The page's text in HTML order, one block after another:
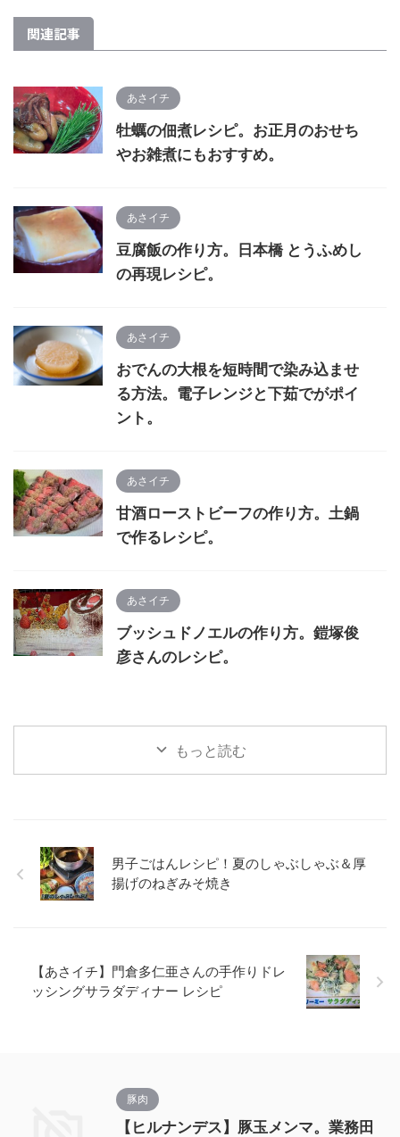
関連記事
あさイチ
牡蠣の佃煮レシピ。お正月のおせち
やお雑煮にもおすすめ。
あさイチ
豆腐飯の作り方。日本橋 とうふめし
の再現レシピ。
あさイチ
おでんの大根を短時間で染み込ませ
る方法。電子レンジと下茹でがポイ
ント。
あさイチ
甘酒ローストビーフの作り方。土鍋
で作るレシピ。
あさイチ
ブッシュドノエルの作り方。鎧塚俊
彦さんのレシピ。
もっと読む
男子ごはんレシピ！夏のしゃぶしゃぶ＆厚
揚げのねぎみそ焼き
【あさイチ】門倉多仁亜さんの手作りドレ
ッシングサラダディナー レシピ
豚肉
【ヒルナンデス】豚玉メンマ。業務田